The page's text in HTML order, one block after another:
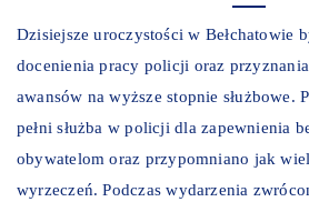
Dzisiejsze uroczystości w Bełchatowie
docenienia pracy policji oraz
awansów na wyższe stopnie służbowe.
pełni służba w policji dla zapewnienia
obywatelom oraz przypomniano jak
wyrzeczeń. Podczas wydarzenia